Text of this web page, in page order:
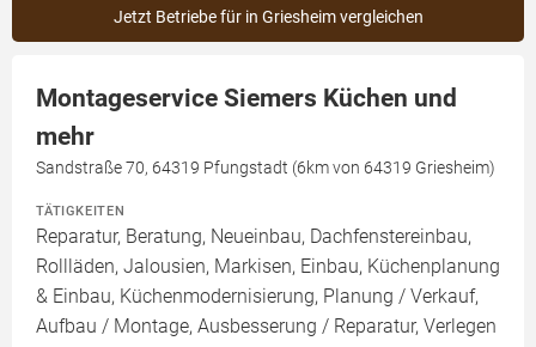
Jetzt Betriebe für in Griesheim vergleichen
Montageservice Siemers Küchen und
mehr
Sandstraße 70, 64319 Pfungstadt (6km von 64319 Griesheim)
TÄTIGKEITEN
Reparatur, Beratung, Neueinbau, Dachfenstereinbau,
Rollläden, Jalousien, Markisen, Einbau, Küchenplanung
& Einbau, Küchenmodernisierung, Planung / Verkauf,
Aufbau / Montage, Ausbesserung / Reparatur, Verlegen